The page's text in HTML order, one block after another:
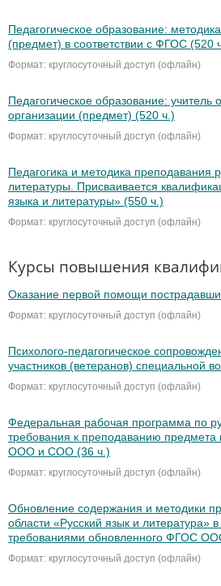
Педагогическое образование:
(предмет) в соответствии с ФГОС (520
Формат: круглосуточный доступ (офлайн)
Педагогическое образование: учитель
организации (предмет) (520 ч.)
Формат: круглосуточный доступ (офлайн)
Педагогика и методика преподавания
литературы. Присваивается
языка и литературы» (550 ч.)
Формат: круглосуточный доступ (офлайн)
Курсы повышения
Оказание первой помощи
Формат: круглосуточный доступ (офлайн)
Психолого-педагогическое
участников (ветеранов) специальной
Формат: круглосуточный доступ (офлайн)
Федеральная рабочая программа по
требования к преподаванию предмета
ООО и СОО (36 ч.)
Формат: круглосуточный доступ (офлайн)
Обновление содержания и методики
области «Русский язык и литература» в
требованиями обновленного ФГОС
Формат: круглосуточный доступ (офлайн)